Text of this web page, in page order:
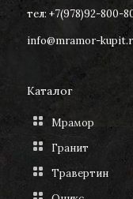
тел: +7(978)92-800-
info@mramor-
Каталог
Мрамор
Гранит
Травертин